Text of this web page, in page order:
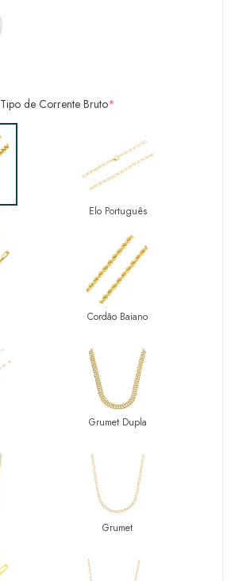
Tipo de Corrente Bruto*
Elo Português
Cordão Baiano
Grumet Dupla
Grumet